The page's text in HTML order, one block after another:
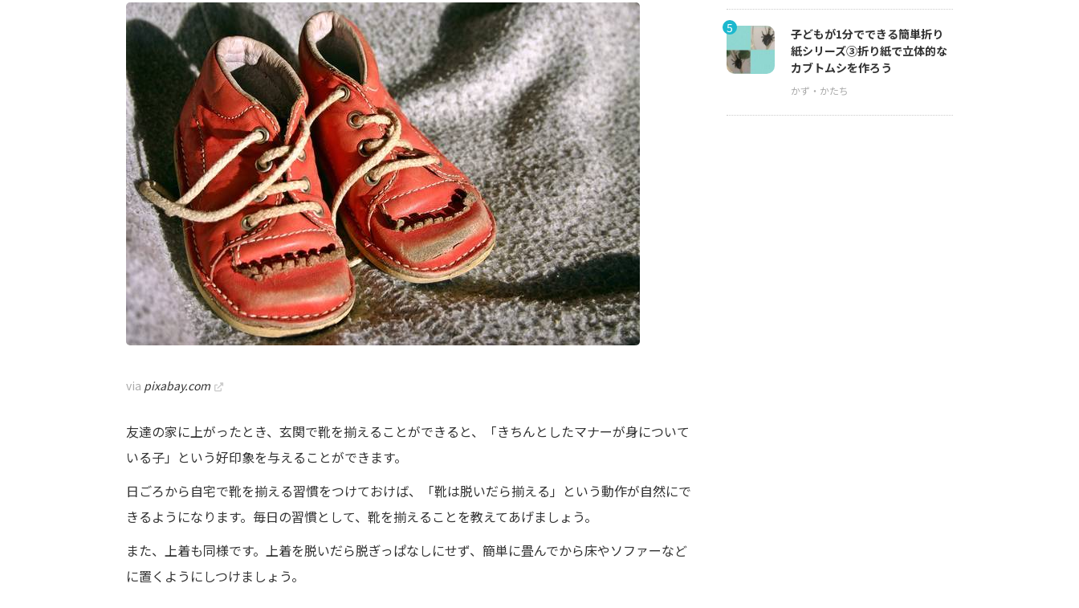
via pixabay.com
友達の家に上がったとき、玄関で靴を揃えることができると、「きちんとしたマナーが身について
いる子」という好印象を与えることができます。
日ごろから自宅で靴を揃える習慣をつけておけば、「靴は脱いだら揃える」という動作が自然にで
きるようになります。毎日の習慣として、靴を揃えることを教えてあげましょう。
また、上着も同様です。上着を脱いだら脱ぎっぱなしにせず、簡単に畳んでから床やソファーなど
に置くようにしつけましょう。
5
子どもが1分でできる簡単折り
紙シリーズ③折り紙で立体的な
カブトムシを作ろう